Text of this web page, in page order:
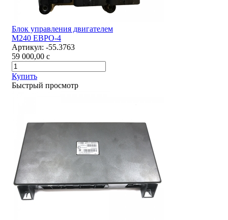
Блок управления двигателем
М240 ЕВРО-4
Артикул: -55.3763
59 000,00 c
Купить
Быстрый просмотр